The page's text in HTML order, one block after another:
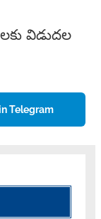
విడుదల
Telegram